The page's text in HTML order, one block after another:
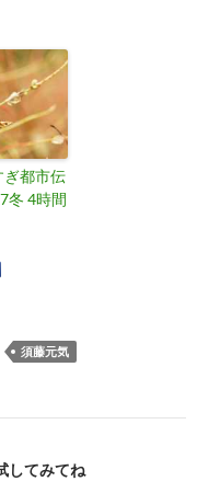
ぎ都市伝
冬 4時間
須藤元気
してみてね